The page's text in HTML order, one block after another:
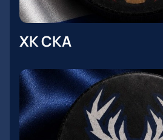
ХК СКА